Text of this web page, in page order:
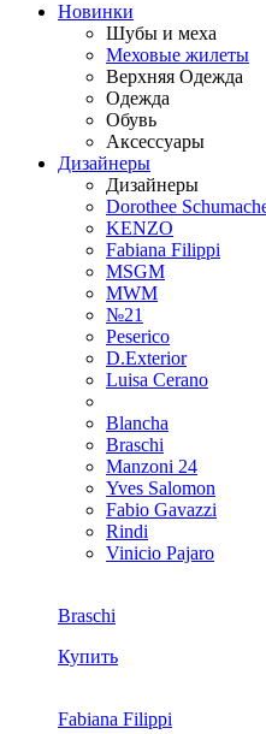
Новинки
Шубы и меха
Меховые жилеты
Верхняя Одежда
Одежда
Обувь
Аксессуары
Дизайнеры
Дизайнеры
Dorothee
KENZO
Fabiana Filippi
MSGM
MWM
№21
Peserico
D.Exterior
Luisa Cerano
Blancha
Braschi
Manzoni 24
Yves Salomon
Fabio Gavazzi
Rindi
Vinicio Pajaro
Braschi
Купить
Fabiana Filippi